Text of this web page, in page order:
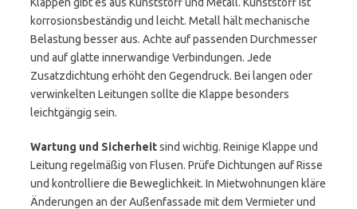
korrosionsbeständig und leicht. Metall hält mechanische
Belastung besser aus. Achte auf passenden Durchmesser
und auf glatte innerwandige Verbindungen. Jede
Zusatzdichtung erhöht den Gegendruck. Bei langen oder
verwinkelten Leitungen sollte die Klappe besonders
leichtgängig sein.
Wartung und Sicherheitsind wichtig. Reinige Klappe und
Leitung regelmäßig von Flusen. Prüfe Dichtungen auf Risse
und kontrolliere die Beweglichkeit. In Mietwohnungen kläre
Änderungen an der Außenfassade mit dem Vermieter und